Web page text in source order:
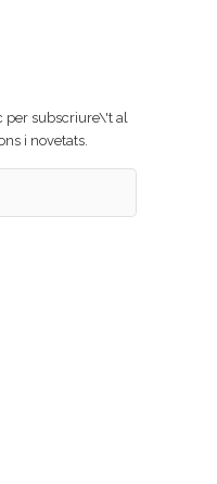
per subscriure\'t al
i novetats.